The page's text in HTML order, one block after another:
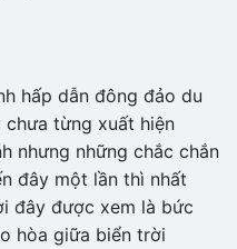
hấp dẫn đông đảo du
chưa từng xuất hiện
nhưng những chắc chắn
đây một lần thì nhất
đây được xem là bức
hòa giữa biển trời